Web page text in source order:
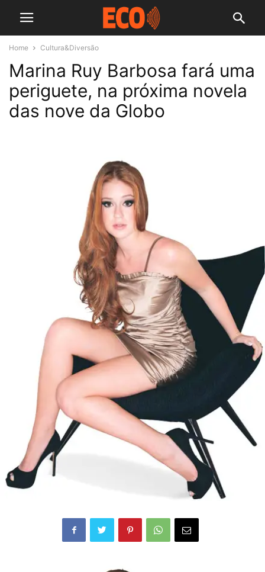
Home Cultura&Diversão
Marina Ruy Barbosa fará uma
periguete, na próxima novela
das nove da Globo